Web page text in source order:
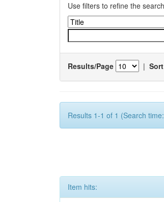
Use filters to refine the
Results/Page |
Results 1-1 of 1 (Search
Item hits: